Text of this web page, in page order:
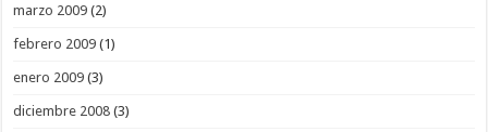
marzo 2009 (2)
febrero 2009 (1)
enero 2009 (3)
diciembre 2008 (3)